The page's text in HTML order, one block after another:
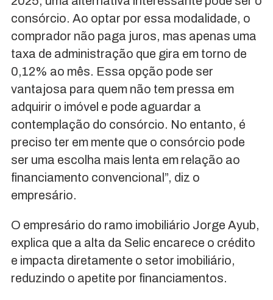
consórcio. Ao optar por essa modalidade, o
comprador não paga juros, mas apenas uma
taxa de administração que gira em torno de
0,12% ao mês. Essa opção pode ser
vantajosa para quem não tem pressa em
adquirir o imóvel e pode aguardar a
contemplação do consórcio. No entanto, é
preciso ter em mente que o consórcio pode
ser uma escolha mais lenta em relação ao
financiamento convencional”, diz o
empresário.
O empresário do ramo imobiliário Jorge Ayub,
explica que a alta da Selic encarece o crédito
e impacta diretamente o setor imobiliário,
reduzindo o apetite por financiamentos.